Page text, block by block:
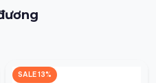
SALE 13%